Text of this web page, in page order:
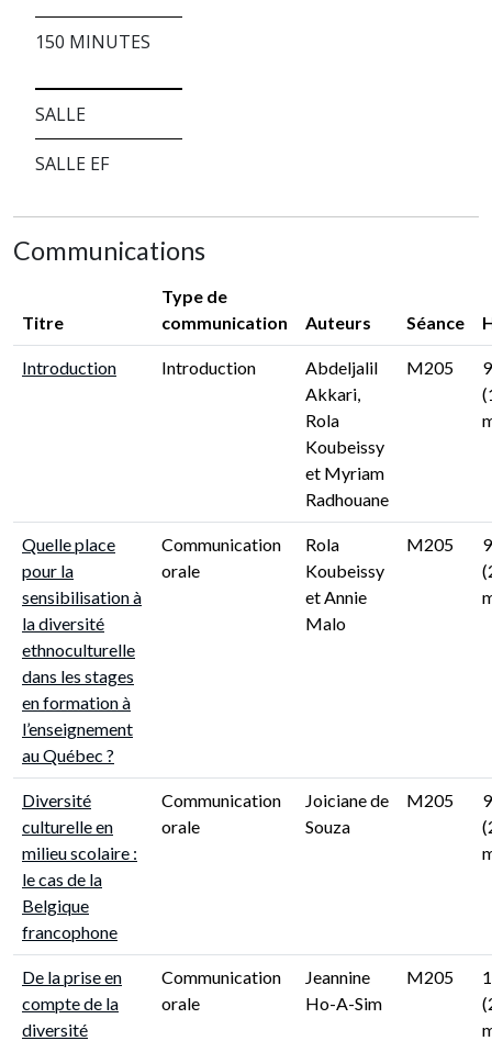
150 MINUTES
SALLE
SALLE EF
Communications
Titre
Type de
communication
Auteurs Séance
Introduction Introduction
Abdeljalil
Akkari,
Rola
Koubeissy
et Myriam
Radhouane
M205
Quelle place
pour la
sensibilisation à
la diversité
ethnoculturelle
dans les stages
en formation à
l’enseignement
au Québec ?
Communication
orale
Rola
Koubeissy
et Annie
Malo
M205
Diversité
culturelle en
milieu scolaire :
le cas de la
Belgique
francophone
Communication
orale
Joiciane de
Souza
M205
De la prise en
compte de la
diversité
Communication
orale
Jeannine
Ho-A-Sim
M205